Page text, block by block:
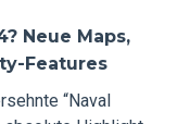
Neue Maps,
Features
“Naval